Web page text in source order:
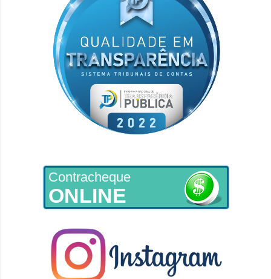
Contracheque
ONLINE